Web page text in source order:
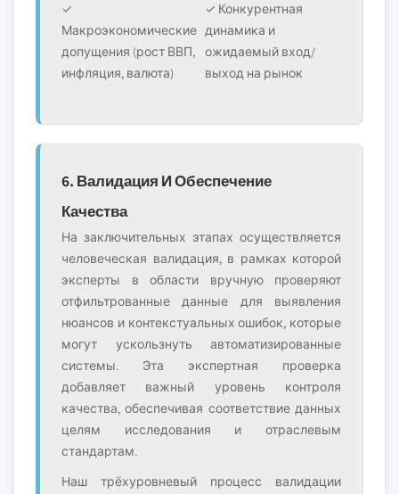
✓
Макроэкономические
допущения (рост ВВП,
инфляция, валюта)
✓ Конкурентная
динамика и
ожидаемый вход/
выход на рынок
6. Валидация И Обеспечение
Качества
На заключительных этапах осуществляется
человеческая валидация, в рамках которой
эксперты в области вручную проверяют
отфильтрованные данные для выявления
нюансов и контекстуальных ошибок, которые
могут ускользнуть автоматизированные
системы. Эта экспертная проверка
добавляет важный уровень контроля
качества, обеспечивая соответствие данных
целям исследования и отраслевым
стандартам.
Наш трёхуровневый процесс валидации